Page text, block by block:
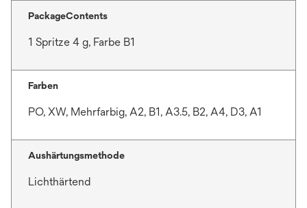
PackageContents
1 Spritze 4 g, Farbe B1
Farben
PO, XW, Mehrfarbig, A2, B1, A3.5, B2, A4, D3, A1
Aushärtungsmethode
Lichthärtend